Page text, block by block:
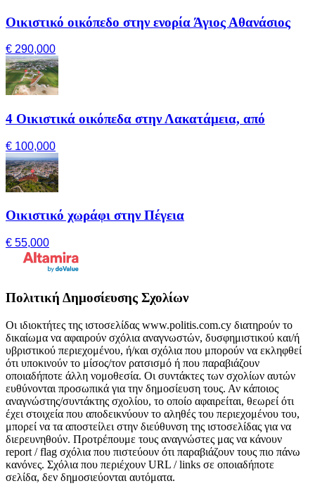
Οικιστικό οικόπεδο στην ενορία Άγιος Αθανάσιος
€ 290,000
4 Οικιστικά οικόπεδα στην Λακατάμεια, από
€ 100,000
Οικιστικό χωράφι στην Πέγεια
€ 55,000
Πολιτική Δημοσίευσης Σχολίων
Οι ιδιοκτήτες της ιστοσελίδας www.politis.com.cy διατηρούν το
δικαίωμα να αφαιρούν σχόλια αναγνωστών, δυσφημιστικού και/ή
υβριστικού περιεχομένου, ή/και σχόλια που μπορούν να εκληφθεί
ότι υποκινούν το μίσος/τον ρατσισμό ή που παραβιάζουν
οποιαδήποτε άλλη νομοθεσία. Οι συντάκτες των σχολίων αυτών
ευθύνονται προσωπικά για την δημοσίευση τους. Αν κάποιος
αναγνώστης/συντάκτης σχολίου, το οποίο αφαιρείται, θεωρεί ότι
έχει στοιχεία που αποδεικνύουν το αληθές του περιεχομένου του,
μπορεί να τα αποστείλει στην διεύθυνση της ιστοσελίδας για να
διερευνηθούν. Προτρέπουμε τους αναγνώστες μας να κάνουν
report / flag σχόλια που πιστεύουν ότι παραβιάζουν τους πιο πάνω
κανόνες. Σχόλια που περιέχουν URL / links σε οποιαδήποτε
σελίδα, δεν δημοσιεύονται αυτόματα.